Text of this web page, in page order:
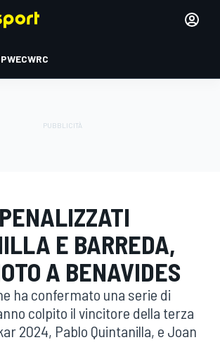
WECWRC
E BARREDA,
A BENAVIDES
ha confermato una serie di
colpito il vincitore della terza
2024, Pablo Quintanilla, e Joan